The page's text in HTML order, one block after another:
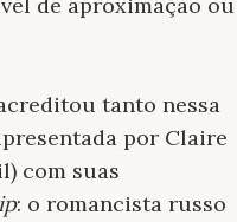
tanto nessa
por Claire
com suas
: o romancista russo